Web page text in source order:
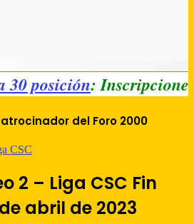
la 30 posición:
del Foro 2000
CSC
2 – Liga CSC Fin
abril de 2023